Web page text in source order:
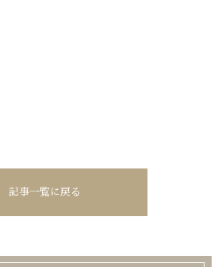
記事一覧に戻る